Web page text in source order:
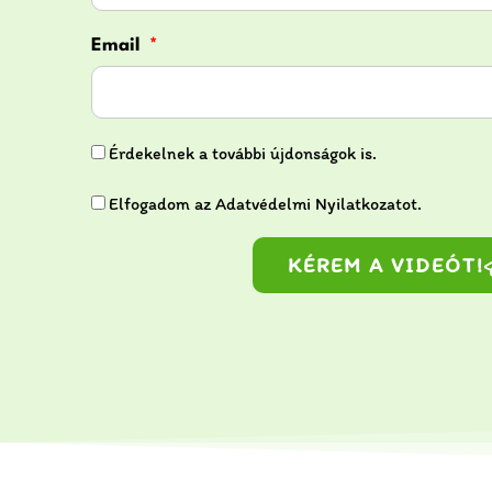
Email
Érdekelnek a további újdonságok is.
Elfogadom az Adatvédelmi Nyilatkozatot.
KÉREM A VIDEÓT!